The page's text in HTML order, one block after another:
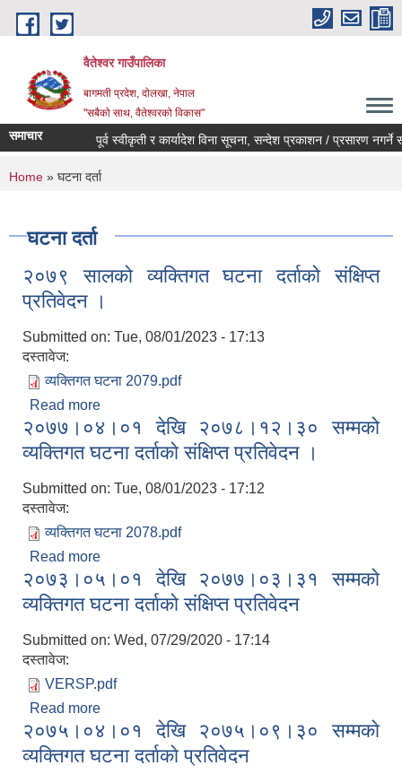
Skip to main content
वैतेश्वर गाउँपालिका
बागमती प्रदेश, दाेलखा, नेपाल
"सबैको साथ, वैतेश्वरको विकास"
समाचार पूर्व स्वीकृती र कार्यादेश विना सूचना, सन्देश प्रकाशन / प्रसारण नगर्ने
You are here
Home » घटना दर्ता
घटना दर्ता
२०७९ सालको व्यक्तिगत घटना दर्ताकाे संक्षिप्त
प्रतिवेदन ।
Submitted on: Tue, 08/01/2023 - 17:13
दस्तावेज:
व्यक्तिगत घटना 2079.pdf
Read more
प्रतिवेदन ।
२०७७।०४।०१ देखि २०७८।१२।३० सम्मको
व्यक्तिगत घटना दर्ताकाे संक्षिप्त प्रतिवेदन ।
Submitted on: Tue, 08/01/2023 - 17:12
दस्तावेज:
व्यक्तिगत घटना 2078.pdf
Read more
व्यक्तिगत घटना दर्ताकाे संक्षिप्त प्रतिवेदन ।
२०७३।०५।०१ देखि २०७७।०३।३१ सम्मकाे
व्यक्तिगत घटना दर्ताकाे संक्षिप्त प्रतिवेदन
Submitted on: Wed, 07/29/2020 - 17:14
दस्तावेज:
VERSP.pdf
Read more
व्यक्तिगत घटना दर्ताकाे संक्षिप्त प्रतिवेदन
२०७५।०४।०१ देखि २०७५।०९।३० सम्मकाे
व्यक्तिगत घटना दर्ताकाे प्रतिवेदन